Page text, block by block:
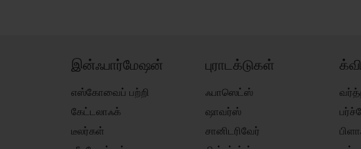
இன்ஃபார்மேஷன்
எஸ்கோவைப் பற்றி
கேட்டலாஃக்
டீலர்கள்
புராடக்டுகள்
ஃபாஸெட்ஸ்
ஷாவர்ஸ்
சானிடரிவேர்